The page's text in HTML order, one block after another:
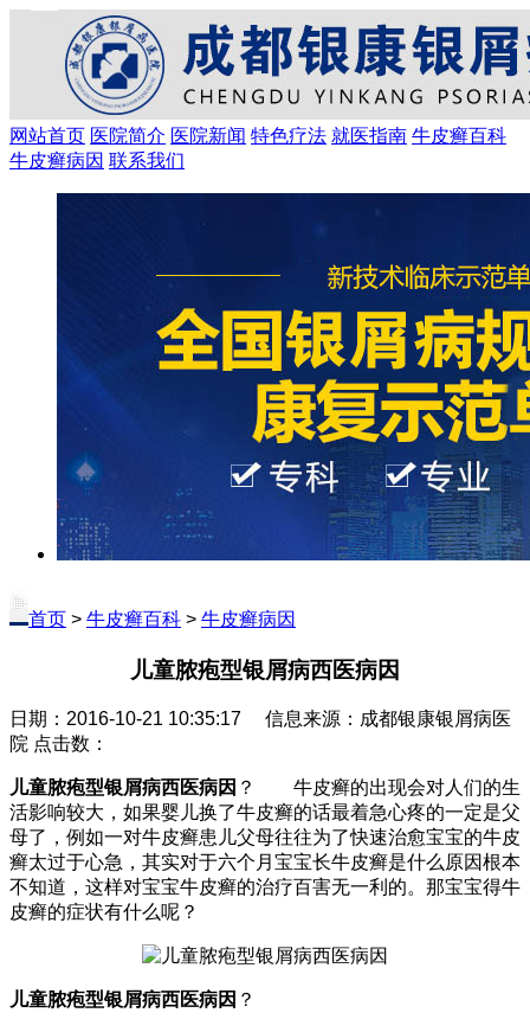
网站首页 医院简介 医院新闻 特色疗法 就医指南 牛皮癣百科
牛皮癣病因 联系我们
首页 > 牛皮癣百科 > 牛皮癣病因
儿童脓疱型银屑病西医病因
日期：2016-10-21 10:35:17 信息来源：成都银康银屑病医
院 点击数：
儿童脓疱型银屑病西医病因 ？ 牛皮癣的出现会对人们的生
活影响较大，如果婴儿换了牛皮癣的话最着急心疼的一定是父
母了，例如一对牛皮癣患儿父母往往为了快速治愈宝宝的牛皮
癣太过于心急，其实对于六个月宝宝长牛皮癣是什么原因根本
不知道，这样对宝宝牛皮癣的治疗百害无一利的。那宝宝得牛
皮癣的症状有什么呢？
儿童脓疱型银屑病西医病因 ？